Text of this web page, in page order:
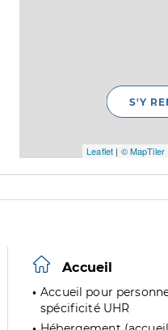
Leaflet | © MapTiler
S'Y
Accueil
Accueil pour
spécificité UHR